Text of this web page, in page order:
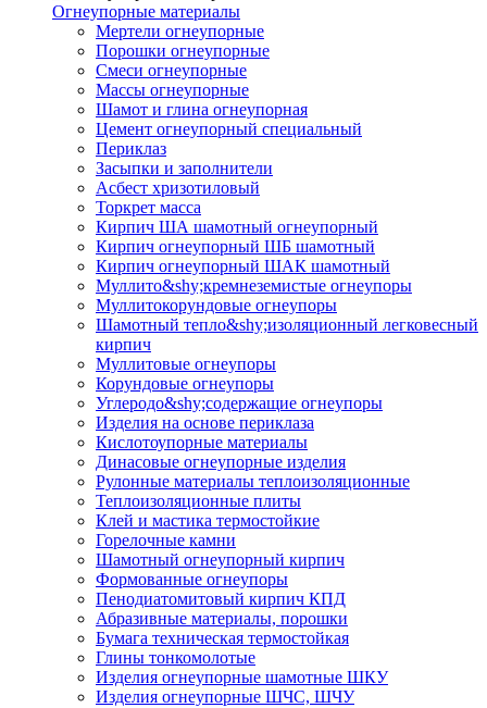
Огнеупорные материалы
Мертели огнеупорные
Порошки огнеупорные
Смеси огнеупорные
Массы огнеупорные
Шамот и глина огнеупорная
Цемент огнеупорный специальный
Периклаз
Засыпки и заполнители
Асбест хризотиловый
Торкрет масса
Кирпич ША шамотный огнеупорный
Кирпич огнеупорный ШБ шамотный
Кирпич огнеупорный ШАК шамотный
Муллито&shy;­кремнеземистые огнеупоры
Муллито­корундовые огнеупоры
Шамотный тепло&shy;изоляционный легковесный
кирпич
Муллитовые огнеупоры
Корундовые огнеупоры
Углеродо&shy;содержащие огнеупоры
Изделия на основе периклаза
Кислотоупорные материалы
Динасовые огнеупорные изделия
Рулонные материалы теплоизоляционные
Тепло­изоляционные плиты
Клей и мастика термостойкие
Горелочные камни
Шамотный огнеупорный кирпич
Формованные огнеупоры
Пенодиатомитовый кирпич КПД
Абразивные материалы, порошки
Бумага техническая термостойкая
Глины тонкомолотые
Изделия огнеупорные шамотные ШКУ
Изделия огнеупорные ШЧС, ШЧУ